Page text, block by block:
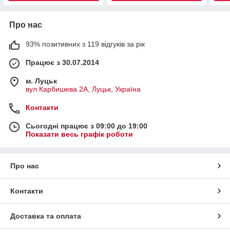
Про нас
93% позитивних з 119 відгуків за рік
Працює з 30.07.2014
м. Луцьк
вул Карбишева 2А, Луцьк, Україна
Контакти
Сьогодні працює з 09:00 до 19:00
Показати весь графік роботи
Про нас
Контакти
Доставка та оплата